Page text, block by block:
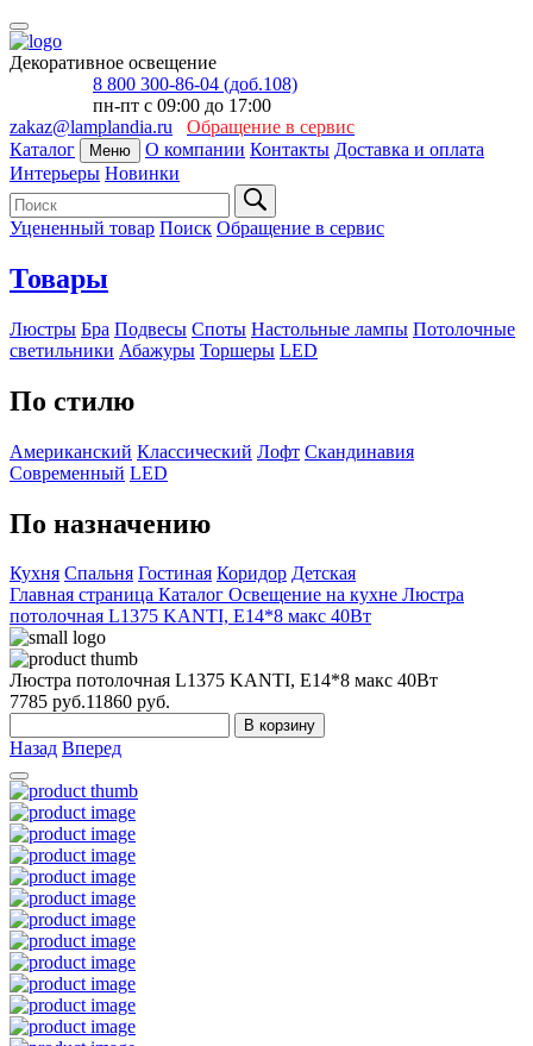
Декоративное освещение
8 800 300-86-04 (доб.108)
пн-пт с 09:00 до 17:00
zakaz@lamplandia.ru
Обращение в сервис
Каталог
Меню О компании Контакты Доставка и оплата
Интерьеры Новинки
Уцененный товар Поиск Обращение в сервис
Товары
Люстры Бра Подвесы Споты Настольные лампы Потолочные
светильники Абажуры Торшеры LED
По стилю
Американский Классический Лофт Скандинавия
Современный LED
По назначению
Кухня Спальня Гостиная Коридор Детская
Главная страница Каталог Освещение на кухне Люстра
потолочная L1375 KANTI, E14*8 макс 40Вт
Люстра потолочная L1375 KANTI, E14*8 макс 40Вт
7785 руб.11860 руб.
В корзину
Назад Вперед